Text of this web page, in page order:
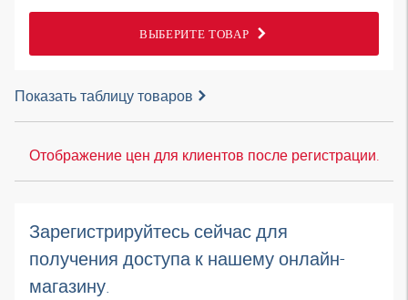
ВЫБЕРИТЕ ТОВАР
Показать таблицу товаров
Отображение цен для клиентов после регистрации.
Зарегистрируйтесь сейчас для
получения доступа к нашему онлайн-
магазину.